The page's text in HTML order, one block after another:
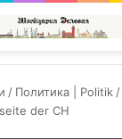
/ Политика | Politik /
der CH